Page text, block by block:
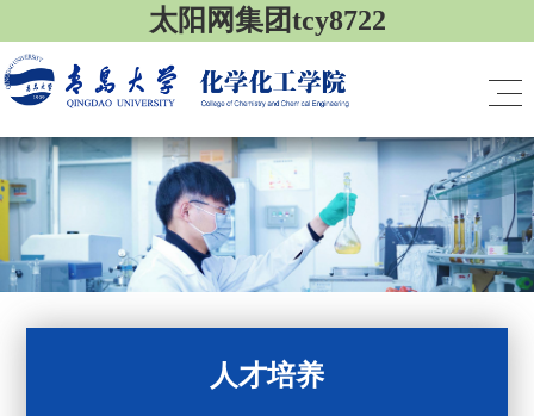
太阳网集团tcy8722
人才培养